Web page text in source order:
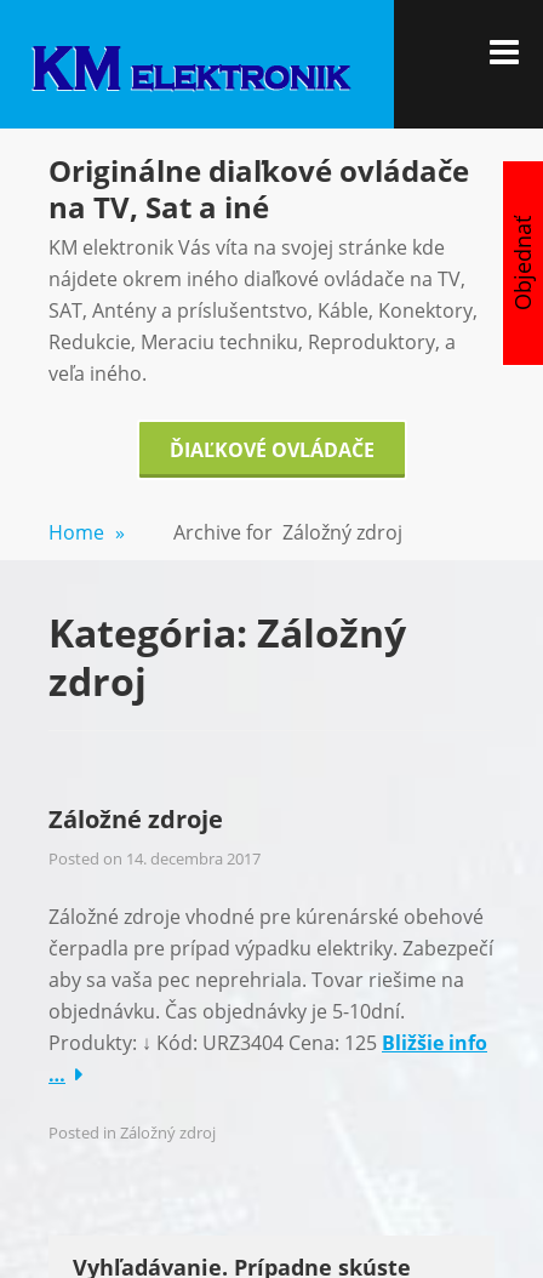
content
Originálne diaľkové ovládače
na TV, Sat a iné
KM elektronik Vás víta na svojej stránke kde
nájdete okrem iného diaľkové ovládače na TV,
SAT, Antény a príslušentstvo, Káble, Konektory,
Redukcie, Meraciu techniku, Reproduktory, a
veľa iného.
ĎIAĽKOVÉ OVLÁDAČE
Home » Archive for Záložný zdroj
Kategória: Záložný
zdroj
Záložné zdroje
Posted on 14. decembra 2017
Záložné zdroje vhodné pre kúrenárské obehové
čerpadla pre prípad výpadku elektriky. Zabezpečí
aby sa vaša pec neprehriala. Tovar riešime na
objednávku. Čas objednávky je 5-10dní.
Produkty: ↓ Kód: URZ3404 Cena: 125 Bližšie info
…
Posted in Záložný zdroj
Vyhľadávanie. Prípadne skúste
Objednať